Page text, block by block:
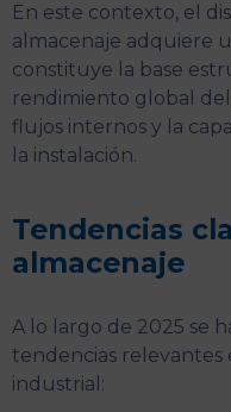
En este contexto, el
almacenaje adquiere
constituye la base
rendimiento global
flujos internos y la
la instalación.
Tendencias
almacenaje
A lo largo de 2025 se
tendencias relevantes
industrial: